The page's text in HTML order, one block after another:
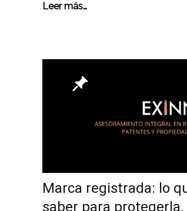
Leer más…
Marca registrada: lo
saber para protegerla.